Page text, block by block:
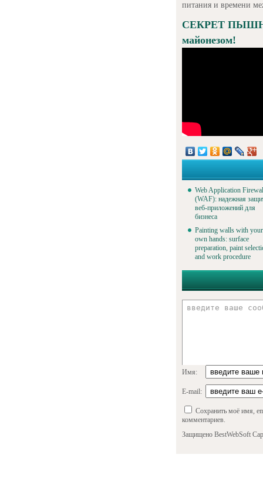
питания и времени
СЕКРЕТ
майонезом!
Web Application
(WAF): надежная
веб-приложений для
бизнеса
Painting walls with your
own hands: surface
preparation, paint
and work procedure
Имя:
E-mail:
Сохранить моё имя,
комментариев.
Защищено BestWebSoft